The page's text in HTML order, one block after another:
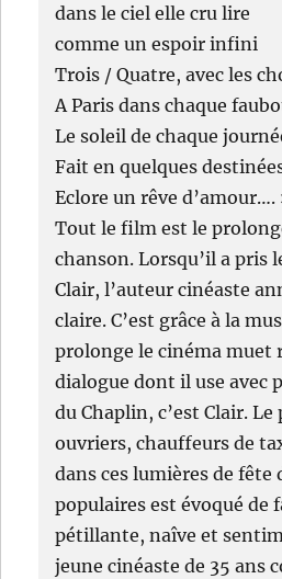
dans le ciel elle cru lire
comme un espoir infini
Trois / Quatre, avec les
A Paris dans chaque
Le soleil de chaque
Fait en quelques
Eclore un rêve d’amour….
Tout le film est le
chanson. Lorsqu’il a pris
Clair, l’auteur cinéaste
claire. C’est grâce à la
prolonge le cinéma muet
dialogue dont il use avec
du Chaplin, c’est Clair.
ouvriers, chauffeurs de
dans ces lumières de fête
populaires est évoqué de
pétillante, naîve et
jeune cinéaste de 35 ans